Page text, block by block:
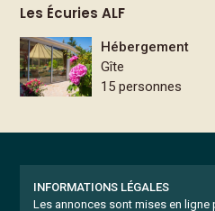
Les Écuries ALF
Hébergement
Gîte
15 personnes
INFORMATIONS LÉGALES
Les annonces sont mises en ligne